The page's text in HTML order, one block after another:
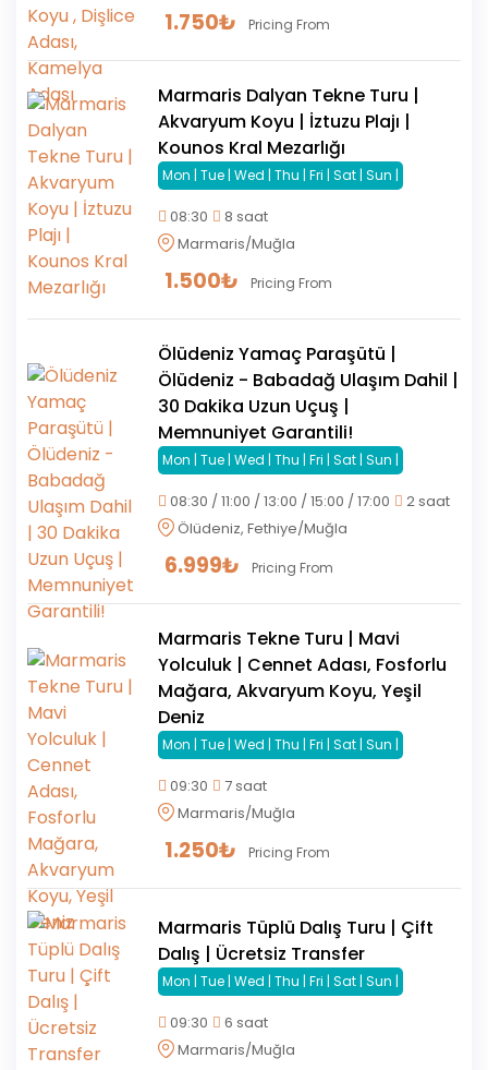
1.750₺ Pricing From
Marmaris Dalyan Tekne Turu |
Akvaryum Koyu | İztuzu Plajı |
Kounos Kral Mezarlığı
Mon | Tue | Wed | Thu | Fri | Sat | Sun |
08:30
8 saat
Marmaris/Muğla
1.500₺ Pricing From
Ölüdeniz Yamaç Paraşütü |
Ölüdeniz - Babadağ Ulaşım Dahil |
30 Dakika Uzun Uçuş |
Memnuniyet Garantili!
Mon | Tue | Wed | Thu | Fri | Sat | Sun |
08:30 / 11:00 / 13:00 / 15:00 / 17:00
2 saat
Ölüdeniz, Fethiye/Muğla
6.999₺ Pricing From
Marmaris Tekne Turu | Mavi
Yolculuk | Cennet Adası, Fosforlu
Mağara, Akvaryum Koyu, Yeşil
Deniz
Mon | Tue | Wed | Thu | Fri | Sat | Sun |
09:30
7 saat
Marmaris/Muğla
1.250₺ Pricing From
Marmaris Tüplü Dalış Turu | Çift
Dalış | Ücretsiz Transfer
Mon | Tue | Wed | Thu | Fri | Sat | Sun |
09:30
6 saat
Marmaris/Muğla